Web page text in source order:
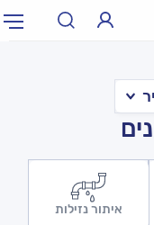
איתור נזילות